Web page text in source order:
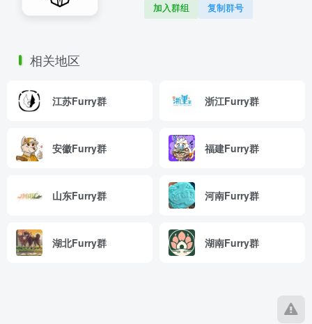
加入群组 复制群号
相关地区
江苏Furry群 浙江Furry群
安徽Furry群 福建Furry群
山东Furry群 河南Furry群
湖北Furry群 湖南Furry群